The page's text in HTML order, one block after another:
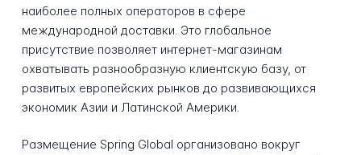
наиболее полных операторов в сфере
международной доставки. Это глобальное
присутствие позволяет интернет-магазинам
охватывать разнообразную клиентскую базу, от
развитых европейских рынков до развивающихся
экономик Азии и Латинской Америки.
Размещение Spring Global организовано вокруг